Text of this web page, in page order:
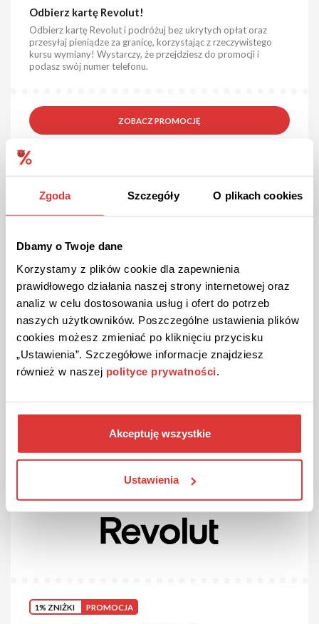
Zgoda Szczegóły O plikach cookies
Dbamy o Twoje dane
Korzystamy z plików cookie dla zapewnienia
prawidłowego działania naszej strony internetowej oraz
analiz w celu dostosowania usług i ofert do potrzeb
naszych użytkowników. Poszczególne ustawienia plików
cookies możesz zmieniać po kliknięciu przycisku
„Ustawienia”. Szczegółowe informacje znajdziesz
również w naszej polityce prywatności
Akceptuję wszystkie
Ustawienia
Odbierz kartę Revolut!
Odbierz kartę Revolut i podróżuj bez ukrytych opłat oraz
przesyłaj pieniądze za granicę, korzystając z rzeczywistego
kursu wymiany! Wystarczy, że przejdziesz do promocji i
podasz swój numer telefonu.
ZOBACZ PROMOCJĘ
15% ZNIŻKI PROMOCJA Sprawdzona
Rabat 15% przy zakupie polisy w Uniqa!
Skorzystaj z 15% zniżki na ubezpieczenie OC/AC przez
internet. Nie przegap okazji!
Kupon ważny do odwołania 8
1% ZNIŻKI PROMOCJA